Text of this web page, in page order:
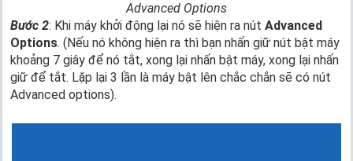
Advanced Options
Bước 2: Khi máy khởi động lại nó sẽ hiện ra nút Advanced
Options. (Nếu nó không hiện ra thì bạn nhấn giữ nút bật máy
khoảng 7 giây để nó tắt, xong lại nhấn bật máy, xong lại nhấn
giữ để tắt. Lặp lại 3 lần là máy bật lên chắc chắn sẽ có nút
Advanced options).